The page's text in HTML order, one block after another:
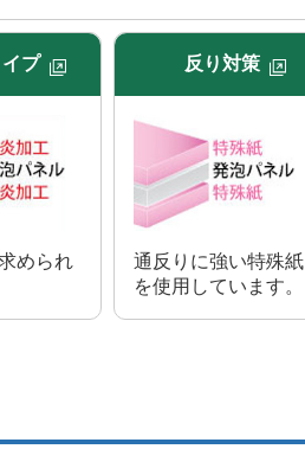
プ
められ
反り対策
通反りに強い特殊紙
を使用しています。